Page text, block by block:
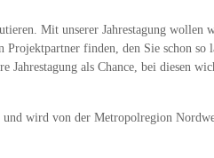
Mit unserer Jahrestagung wollen
Projektpartner finden, den Sie schon
als Chance, bei diesen
wird von der Metropolregion